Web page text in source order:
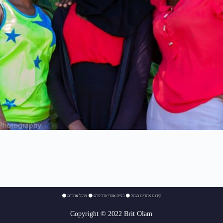
⚫ קידום אתרים בגוגל ⚫בניית אתרי וורדפרס ⚫ניהול אתרים
Copyright © 2022 Brit Olam